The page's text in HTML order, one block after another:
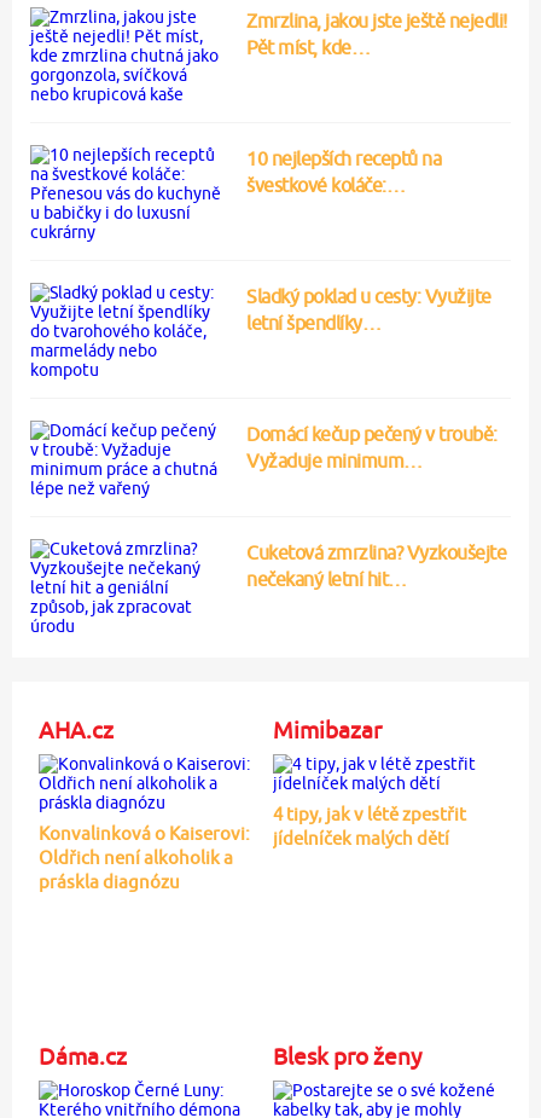
Zmrzlina, jakou jste ještě nejedli!
Pět míst, kde…
10 nejlepších receptů na
švestkové koláče:…
Sladký poklad u cesty: Využijte
letní špendlíky…
Domácí kečup pečený v troubě:
Vyžaduje minimum…
Cuketová zmrzlina? Vyzkoušejte
nečekaný letní hit…
AHA.cz
Konvalinková o Kaiserovi:
Oldřich není alkoholik a
práskla diagnózu
Mimibazar
4 tipy, jak v létě zpestřit
jídelníček malých dětí
Dáma.cz Blesk pro ženy